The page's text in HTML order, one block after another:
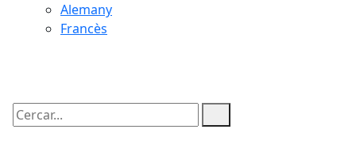
Alemany
Francès
Cercar: